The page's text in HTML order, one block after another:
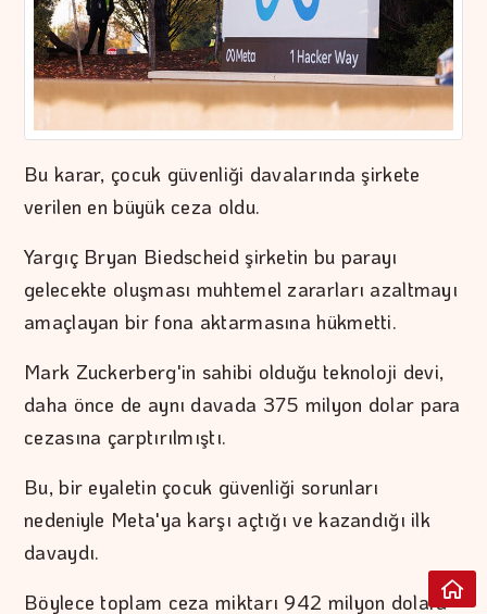
Bu karar, çocuk güvenliği davalarında şirkete
verilen en büyük ceza oldu.
Yargıç Bryan Biedscheid şirketin bu parayı
gelecekte oluşması muhtemel zararları azaltmayı
amaçlayan bir fona aktarmasına hükmetti.
Mark Zuckerberg'in sahibi olduğu teknoloji devi,
daha önce de aynı davada 375 milyon dolar para
cezasına çarptırılmıştı.
Bu, bir eyaletin çocuk güvenliği sorunları
nedeniyle Meta'ya karşı açtığı ve kazandığı ilk
davaydı.
Böylece toplam ceza miktarı 942 milyon dolara